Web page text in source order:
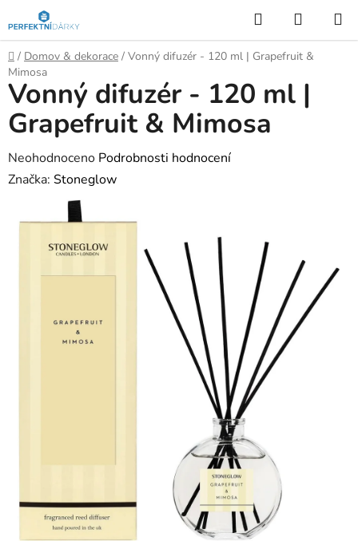
na
obsah
Hledat
KOŠÍK
Domů
/ Domov & dekorace / Vonný difuzér - 120 ml | Grapefruit &
Mimosa
Vonný difuzér - 120 ml |
Grapefruit & Mimosa
Průměrné
hodnocení
Neohodnoceno Podrobnosti hodnocení
Značka: Stoneglow